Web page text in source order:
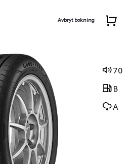
Avbryt bokning
70
B
A